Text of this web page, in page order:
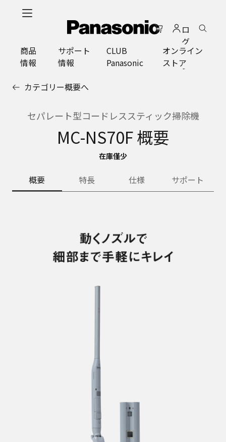
ロ
グ
イ
ン
商品
情報
サポート
情報
CLUB
Panasonic
オンライン
ストア
カテゴリー概要へ
セパレート型コードレススティック掃除機
MC-NS70F 概要
在庫僅少
概要 特長 仕様 サポート